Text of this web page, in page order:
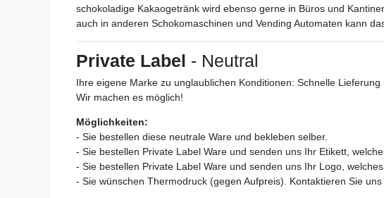
schokoladige Kakaogetränk wird ebenso gerne in Büros und
auch in anderen Schokomaschinen und Vending Automaten kann
Private Label - Neutral
Ihre eigene Marke zu unglaublichen Konditionen: Schnelle
Wir machen es möglich!
Möglichkeiten:
- Sie bestellen diese neutrale Ware und bekleben selber.
- Sie bestellen Private Label Ware und senden uns Ihr Etikett,
- Sie bestellen Private Label Ware und senden uns Ihr Logo,
- Sie wünschen Thermodruck (gegen Aufpreis). Kontaktieren Sie